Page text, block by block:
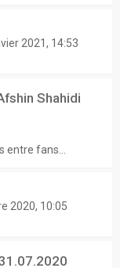
2021, 14:53
Shahidi
fans...
2020, 10:05